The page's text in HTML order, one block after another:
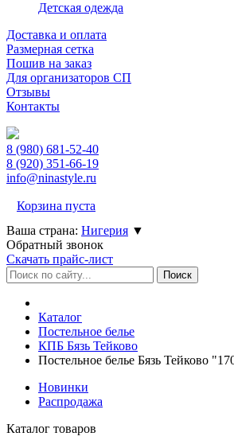
Детская одежда
Доставка и оплата
Размерная сетка
Пошив на заказ
Для организаторов СП
Отзывы
Контакты
8 (980) 681-52-40
8 (920) 351-66-19
info@ninastyle.ru
Корзина пуста
Ваша страна: Нигерия ▼
Обратный звонок
Скачать прайс-лист
Каталог
Постельное белье
КПБ Бязь Тейково
Постельное белье Бязь Тейково
Новинки
Распродажа
Каталог товаров